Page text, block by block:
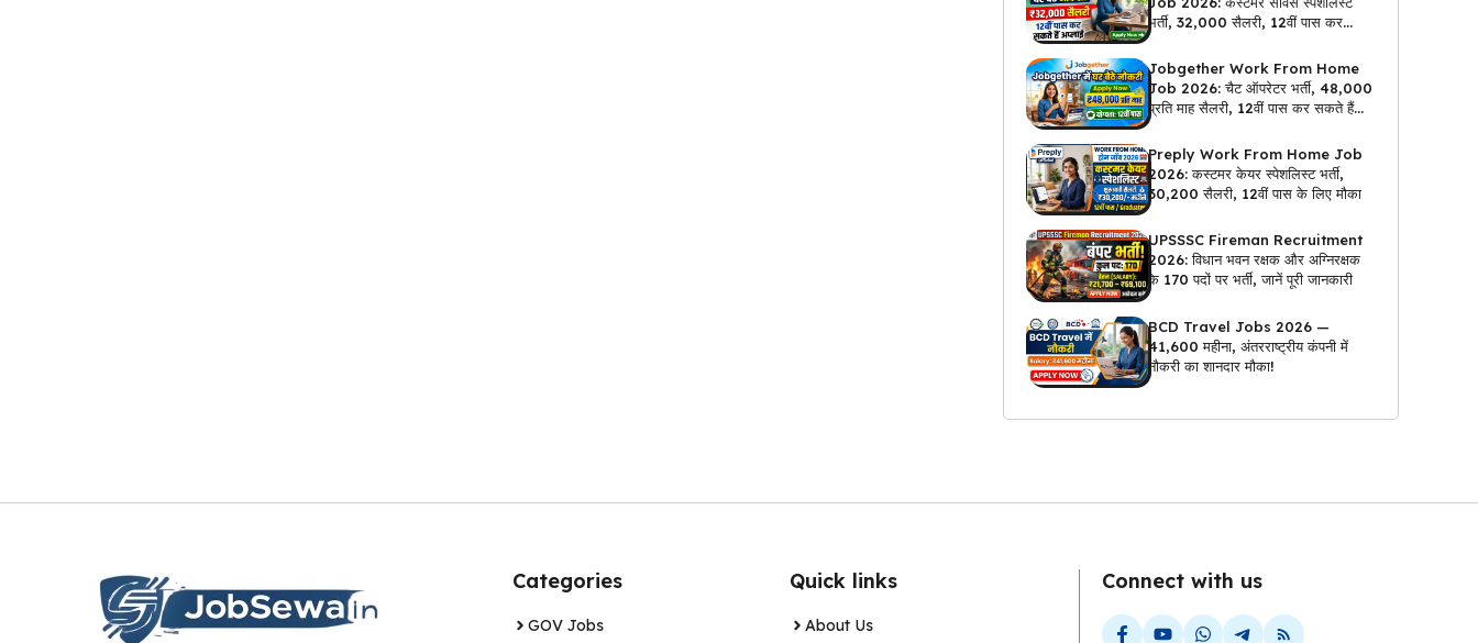
भर्ती, ₹32,000 सैलरी, 12वीं पास कर
सकते हैं अप्लाई
Jobgether Work From Home
Job 2026: चैट ऑपरेटर भर्ती, ₹48,000
प्रति माह सैलरी, 12वीं पास कर सकते हैं
अप्लाई
Preply Work From Home Job
2026: कस्टमर केयर स्पेशलिस्ट भर्ती,
₹30,200 सैलरी, 12वीं पास के लिए मौका
UPSSSC Fireman Recruitment
2026: विधान भवन रक्षक और अग्निरक्षक
के 170 पदों पर भर्ती, जानें पूरी जानकारी
BCD Travel Jobs 2026 —
₹41,600 महीना, अंतरराष्ट्रीय कंपनी में
नौकरी का शानदार मौका!
Categories
GOV Jobs
Quick links
About Us
Connect with us